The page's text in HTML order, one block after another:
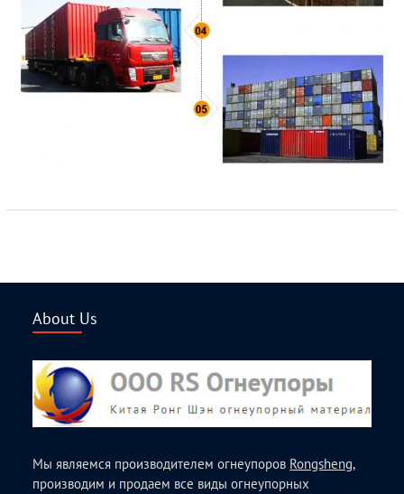
About Us
Мы являемся производителем огнеупоров Rongsheng,
производим и продаем все виды огнеупорных